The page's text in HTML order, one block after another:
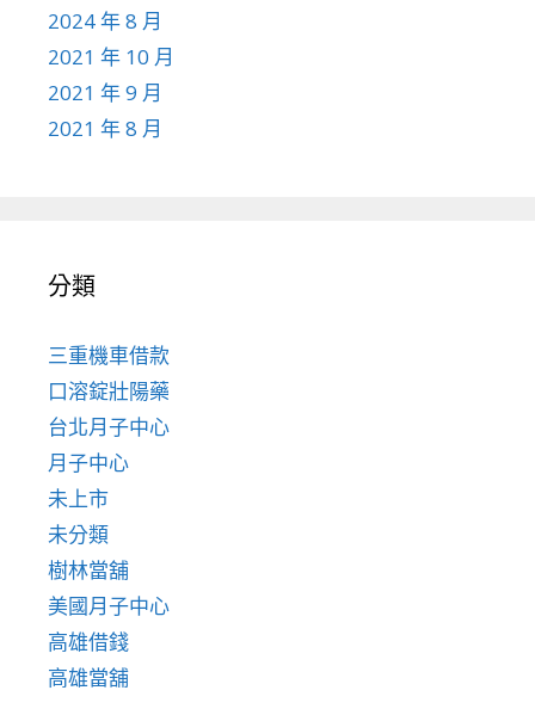
2024 年 8 月
2021 年 10 月
2021 年 9 月
2021 年 8 月
分類
三重機車借款
口溶錠壯陽藥
台北月子中心
月子中心
未上市
未分類
樹林當舖
美國月子中心
高雄借錢
高雄當舖